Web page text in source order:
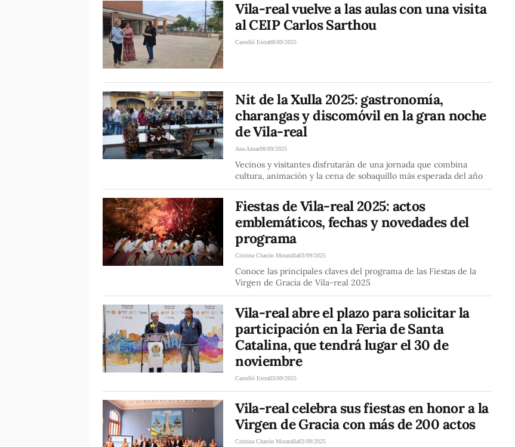
Vila-real vuelve a las aulas con una visita
al CEIP Carlos Sarthou
Castelló Extra08/09/2025
Nit de la Xulla 2025: gastronomía,
charangas y discomóvil en la gran noche
de Vila-real
Ana Aznar08/09/2025
Vecinos y visitantes disfrutarán de una jornada que combina
cultura, animación y la cena de sobaquillo más esperada del año
Fiestas de Vila-real 2025: actos
emblemáticos, fechas y novedades del
programa
Cristina Chacón Moratalla03/09/2025
Conoce las principales claves del programa de las Fiestas de la
Virgen de Gracia de Vila-real 2025
Vila-real abre el plazo para solicitar la
participación en la Feria de Santa
Catalina, que tendrá lugar el 30 de
noviembre
Castelló Extra03/09/2025
Vila-real celebra sus fiestas en honor a la
Virgen de Gracia con más de 200 actos
Cristina Chacón Moratalla02/09/2025